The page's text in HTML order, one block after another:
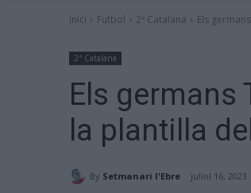
Inici Futbol 2ª Catalana Els
2ª Catalana
Els germans
la plantilla
By Setmanari l'Ebre juliol 16, 2023